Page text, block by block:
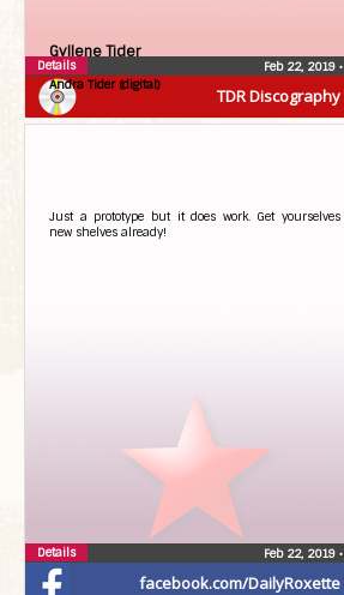
TDR Discography
Gyllene Tider
Andra Tider (digital)
Feb 22, 2019 •
Details
facebook.com/DailyRoxette
Just a prototype but it does work. Get yourselves
new shelves already!
Feb 22, 2019 •
Details